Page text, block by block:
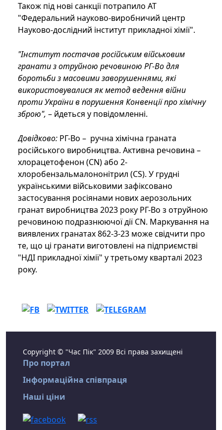
Також під нові санкції потрапило АТ
"Федеральний науково-виробничий центр
Науково-дослідний інститут прикладної хімії".
"Інститут постачав російським військовим
гранати з отруйною речовиною РГ-Во для
боротьби з масовими заворушеннями, які
використовувалися як метод ведення війни
проти України в порушення Конвенції про хімічну
зброю", – йдеться у повідомленні.
Довідково: РГ-Во – ручна хімічна граната
російського виробництва. Активна речовина –
хлорацетофенон (CN) або 2-
хлоробензальмалононітрил (CS). У грудні
українськими військовими зафіксовано
застосування росіянами нових аерозольних
гранат виробництва 2023 року РГ-Во з отруйною
речовиною подразнюючої дії CN. Маркування на
виявлених гранатах 862-3-23 може свідчити про
те, що ці гранати виготовлені на підприємстві
"НДІ прикладної хімії" у третьому кварталі 2023
року.
Copyright © "Час Пік" 2009 Всі права захищені
Про портал
Інформаційна співпраця
Наші ціни